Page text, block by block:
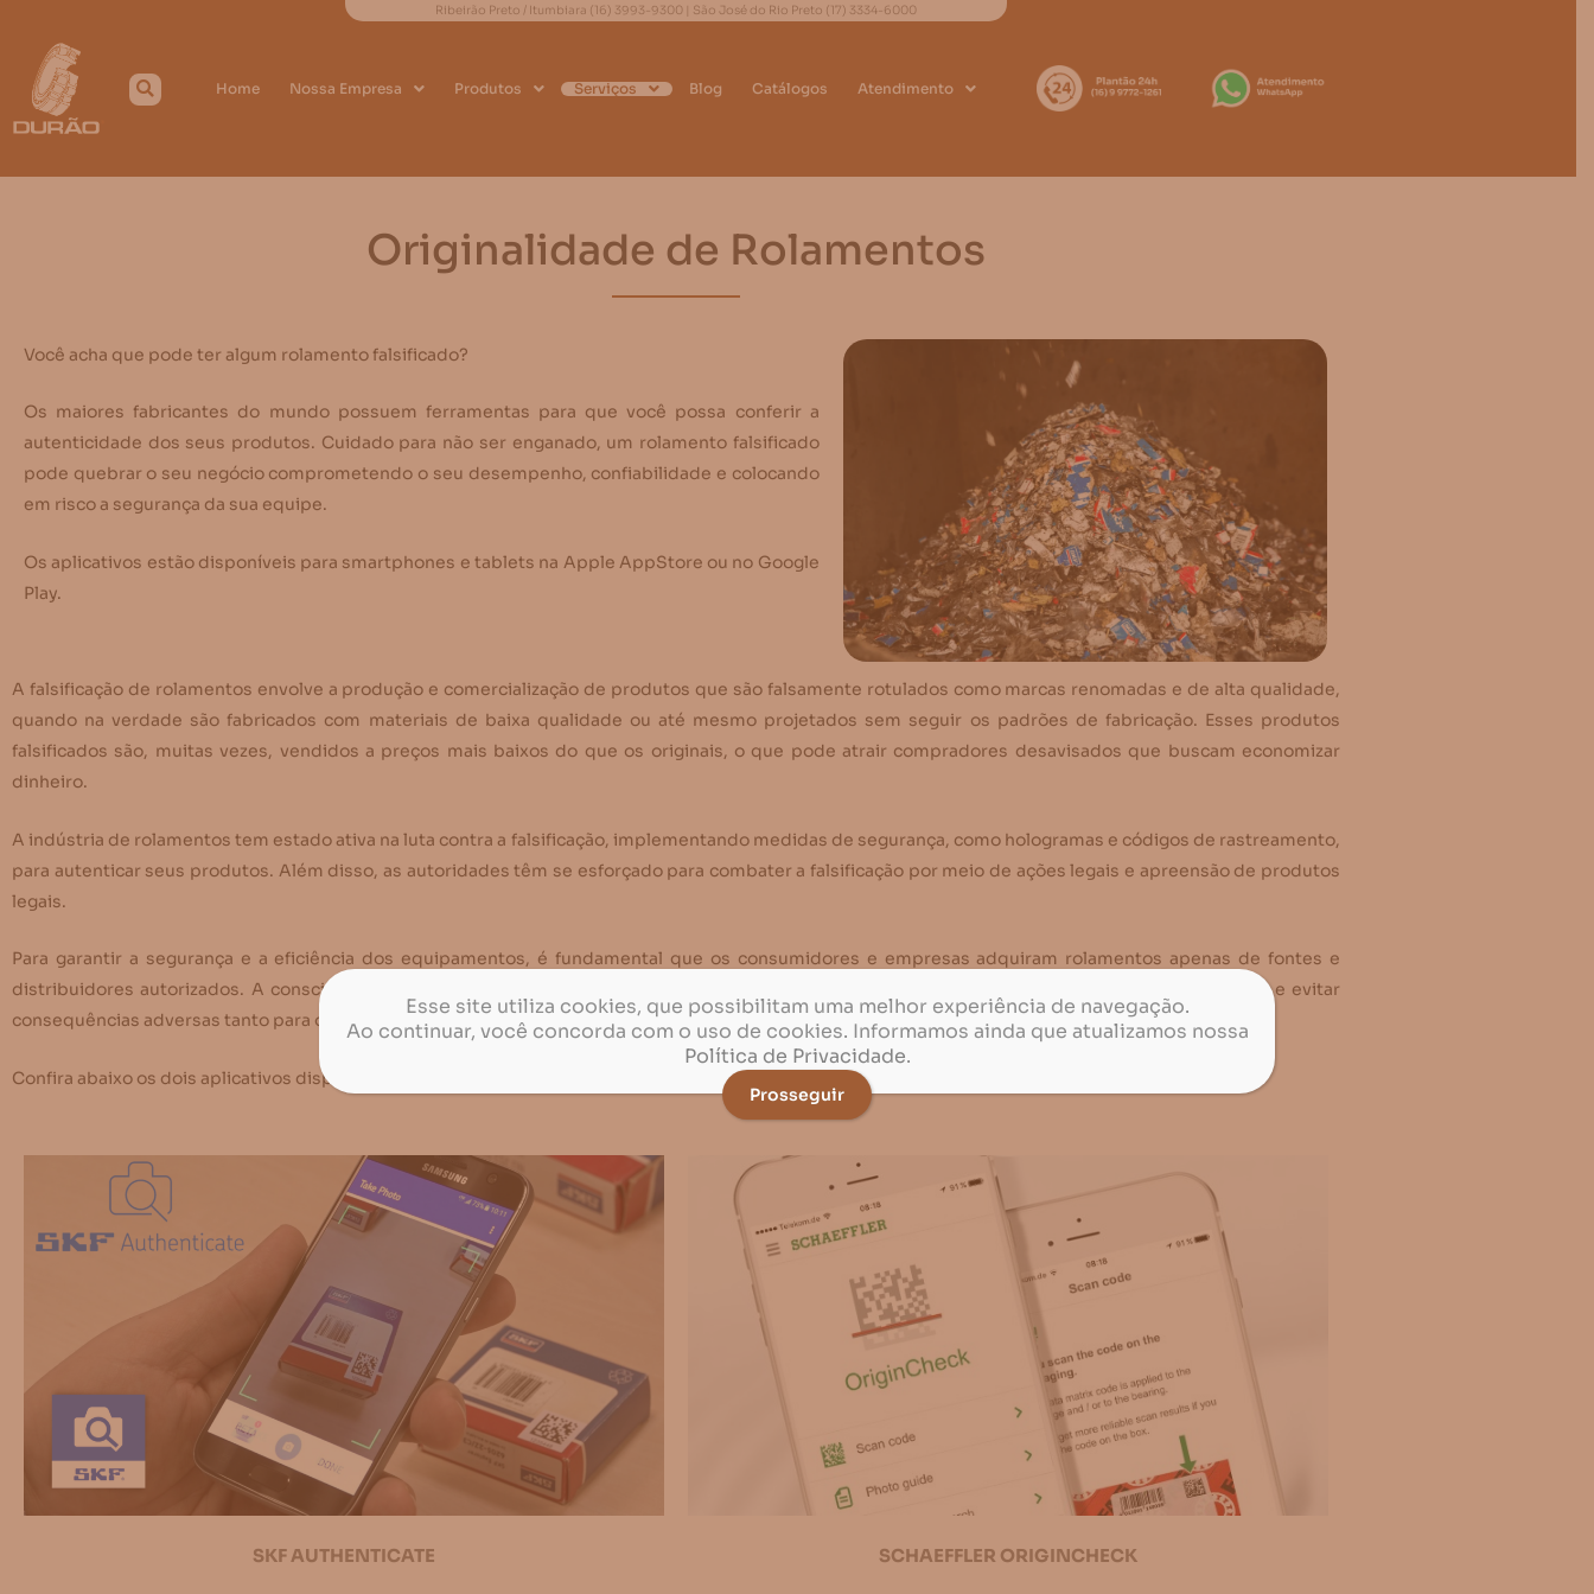
Ribeirão Preto / Itumbiara (16) 3993-9300 | São José do Rio Preto (17) 3334-6000
Home Nossa Empresa Produtos Serviços Blog Catálogos Atendimento
Originalidade de Rolamentos
Você acha que pode ter algum rolamento falsificado?
Os maiores fabricantes do mundo possuem ferramentas para que você possa conferir a
autenticidade dos seus produtos. Cuidado para não ser enganado, um rolamento falsificado
pode quebrar o seu negócio comprometendo o seu desempenho, confiabilidade e colocando
em risco a segurança da sua equipe.
Os aplicativos estão disponíveis para smartphones e tablets na Apple AppStore ou no Google
Play.
A falsificação de rolamentos envolve a produção e comercialização de produtos que são falsamente rotulados como marcas renomadas e de alta qualidade,
quando na verdade são fabricados com materiais de baixa qualidade ou até mesmo projetados sem seguir os padrões de fabricação. Esses produtos
falsificados são, muitas vezes, vendidos a preços mais baixos do que os originais, o que pode atrair compradores desavisados que buscam economizar
dinheiro.
A indústria de rolamentos tem estado ativa na luta contra a falsificação, implementando medidas de segurança, como hologramas e códigos de rastreamento,
para autenticar seus produtos. Além disso, as autoridades têm se esforçado para combater a falsificação por meio de ações legais e apreensão de produtos
legais.
Para garantir a segurança e a eficiência dos equipamentos, é fundamental que os consumidores e empresas adquiram rolamentos apenas de fontes e
distribuidores autorizados. A conscientização sobre os perigos da falsificação é essencial para proteger a integridade dos processos industriais e evitar
consequências adversas tanto para os negócios quanto para a segurança dos trabalhadores e usuários dos equipamentos.
Confira abaixo os dois aplicativos disponíveis para verificarem a autenticidade dos seus produtos.
SKF AUTHENTICATE SCHAEFFLER ORIGINCHECK
Esse site utiliza cookies, que possibilitam uma melhor experiência de navegação.
Ao continuar, você concorda com o uso de cookies. Informamos ainda que atualizamos nossa
Política de Privacidade.
Prosseguir